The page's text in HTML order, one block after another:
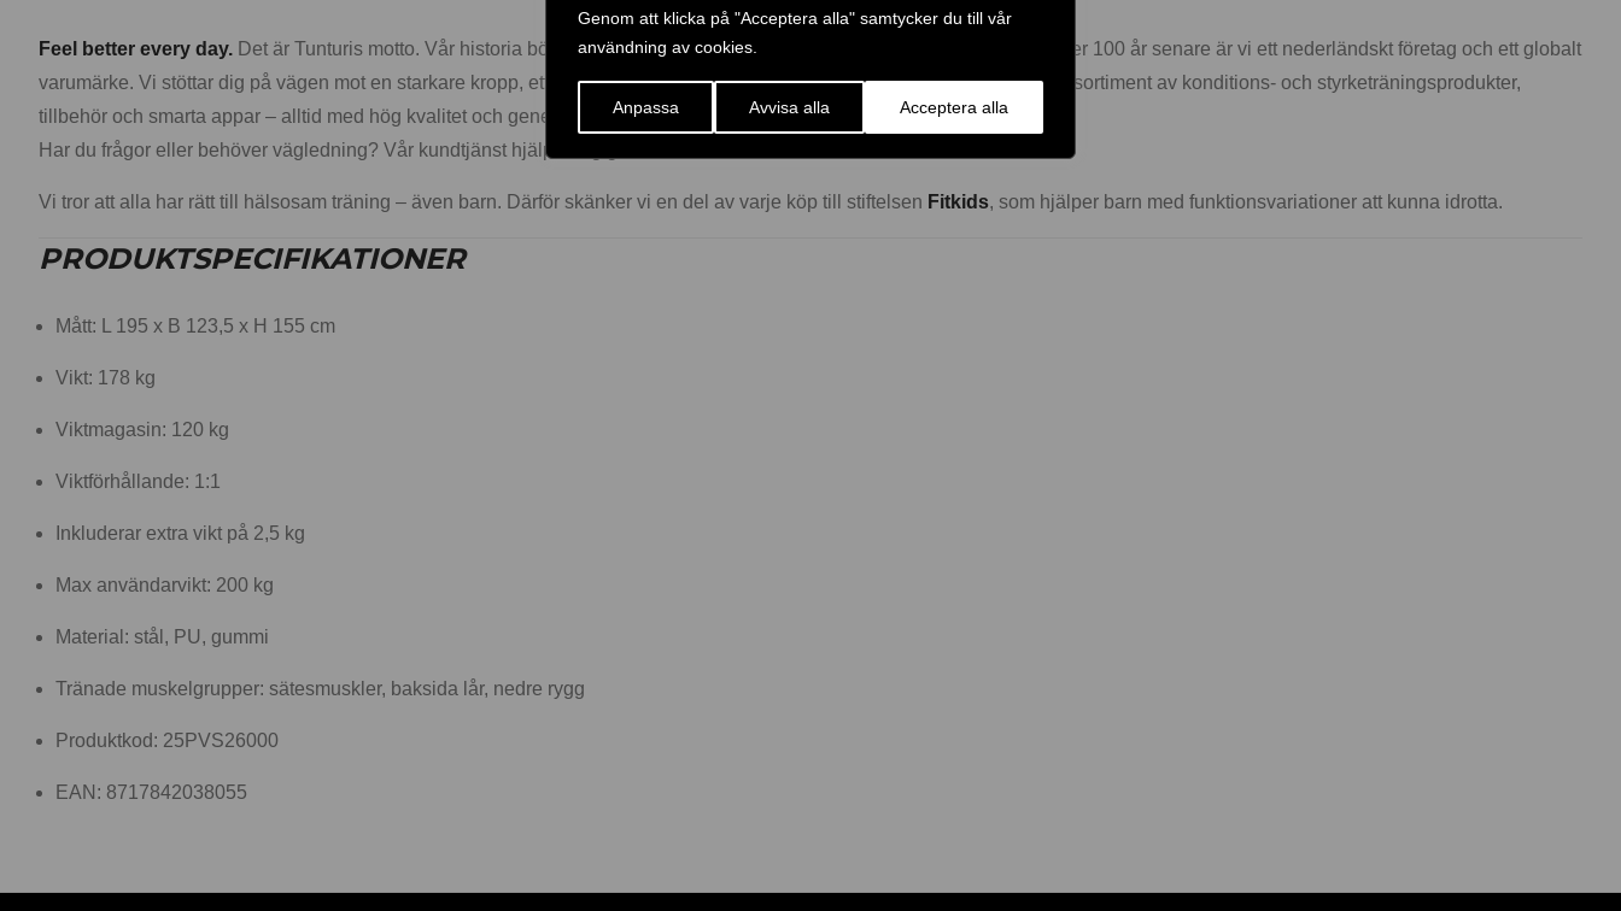
Genom att klicka på "Acceptera alla" samtycker du till vår
användning av cookies.
Anpassa Avvisa alla Acceptera alla
Feel better every day. Det är Tunturis motto. Vår historia började i Finland där två bröder öppnade en cykelaffär 1922. Över 100 år senare är vi ett nederländskt företag och ett globalt
varumärke. Vi stöttar dig på vägen mot en starkare kropp, ett balanserat sinne och ett lyckligare liv. Det gör vi med ett brett sortiment av konditions- och styrketräningsprodukter,
tillbehör och smarta appar – alltid med hög kvalitet och generösa garantier.
Har du frågor eller behöver vägledning? Vår kundtjänst hjälper dig gärna.
Vi tror att alla har rätt till hälsosam träning – även barn. Därför skänker vi en del av varje köp till stiftelsen Fitkids, som hjälper barn med funktionsvariationer att kunna idrotta.
PRODUKTSPECIFIKATIONER
Mått: L 195 x B 123,5 x H 155 cm
Vikt: 178 kg
Viktmagasin: 120 kg
Viktförhållande: 1:1
Inkluderar extra vikt på 2,5 kg
Max användarvikt: 200 kg
Material: stål, PU, gummi
Tränade muskelgrupper: sätesmuskler, baksida lår, nedre rygg
Produktkod: 25PVS26000
EAN: 8717842038055